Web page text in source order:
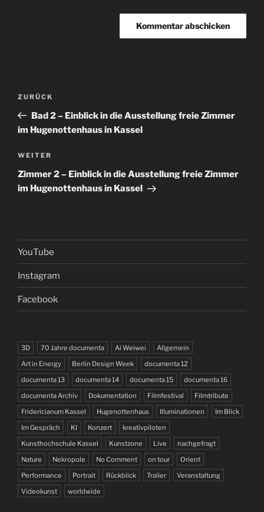
Beitragsnavigation
Vorheriger
Beitrag
ZURÜCK
Bad 2 – Einblick in die Ausstellung freie Zimmer
im Hugenottenhaus in Kassel
Nächster
Beitrag
WEITER
Zimmer 2 – Einblick in die Ausstellung freie Zimmer
im Hugenottenhaus in Kassel
YouTube
Instagram
Facebook
3D 70 Jahre documenta Ai Weiwei
Allgemein
Art in Energy
Berlin Design Week
documenta 12
documenta 13
documenta 14 documenta 15
documenta 16
documenta Archiv
Dokumentation Filmfestival
Filmtribute
Fridericianum Kassel
Hugenottenhaus Illuminationen
Im Blick
Im Gespräch
KI Konzert
kreativpiloten
Kunsthochschule Kassel
Kunstzone Live
nachgefragt
Nature
Nekropole No Comment on tour
Orient
Performance
Portrait Rückblick Trailer
Veranstaltung
Videokunst
worldwide